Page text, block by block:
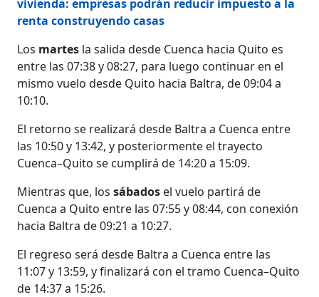
vivienda: empresas podrán reducir impuesto a la
renta construyendo casas
Los martes la salida desde Cuenca hacia Quito es
entre las 07:38 y 08:27, para luego continuar en el
mismo vuelo desde Quito hacia Baltra, de 09:04 a
10:10.
El retorno se realizará desde Baltra a Cuenca entre
las 10:50 y 13:42, y posteriormente el trayecto
Cuenca–Quito se cumplirá de 14:20 a 15:09.
Mientras que, lossábados el vuelo partirá de
Cuenca a Quito entre las 07:55 y 08:44, con conexión
hacia Baltra de 09:21 a 10:27.
El regreso será desde Baltra a Cuenca entre las
11:07 y 13:59, y finalizará con el tramo Cuenca–Quito
de 14:37 a 15:26.